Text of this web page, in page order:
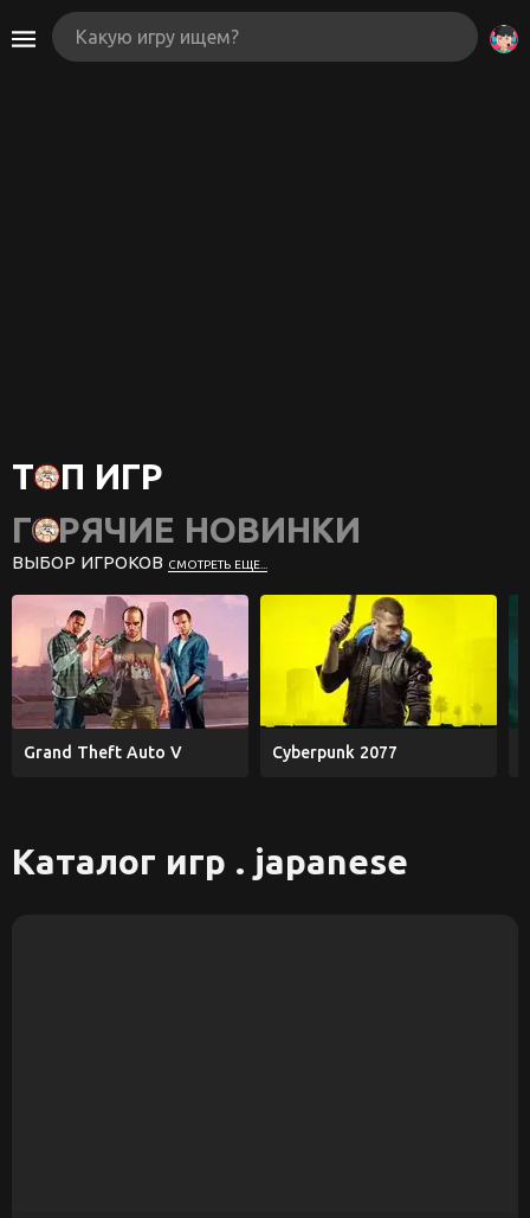
ТОП ИГР
ГОРЯЧИЕ НОВИНКИ
ВЫБОР ИГРОКОВ СМОТРЕТЬ ЕЩЕ...
Grand Theft Auto V Cyberpunk 2077
Каталог игр . japanese